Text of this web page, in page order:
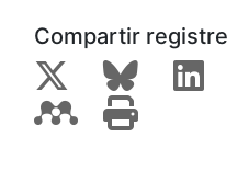
Compartir registre